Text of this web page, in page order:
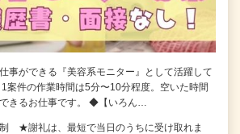
事ができる『美容系モニター』として活躍して
1案件の作業時間は5分〜10分程度。空いた時間
きるお仕事です。 ◆【いろん…
★謝礼は、最短で当日のうちに受け取れま